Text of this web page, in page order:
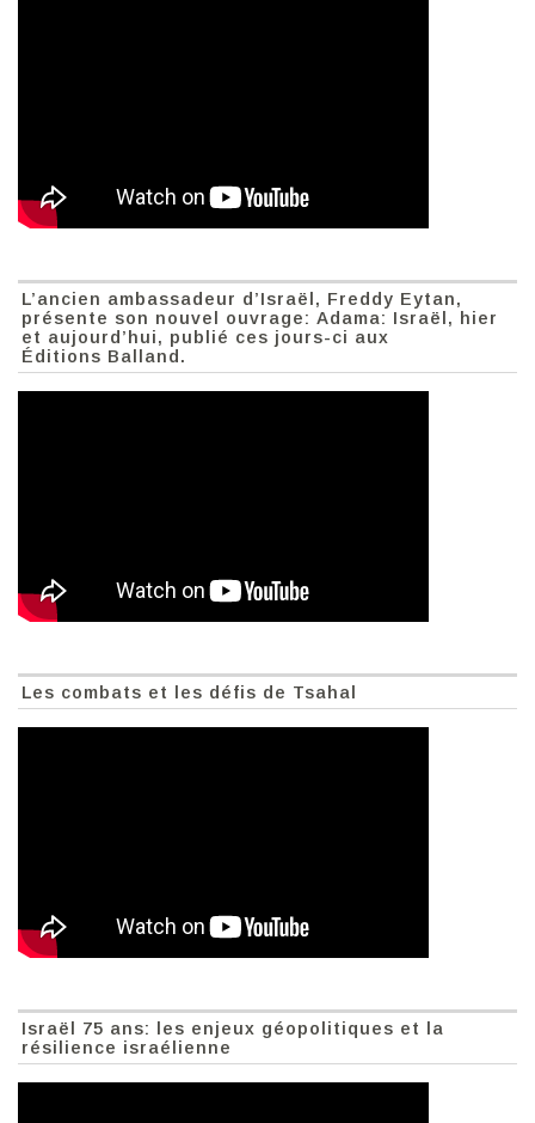
L’ancien ambassadeur d’Israël, Freddy Eytan,
présente son nouvel ouvrage: Adama: Israël, hier
et aujourd’hui, publié ces jours-ci aux
Éditions Balland.
Les combats et les défis de Tsahal
Israël 75 ans: les enjeux géopolitiques et la
résilience israélienne